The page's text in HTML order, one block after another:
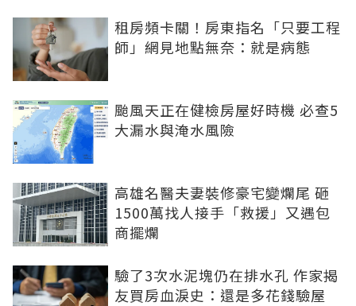
租房頻卡關！房東指名「只要工程
師」網見地點無奈：就是病態
颱風天正在健檢房屋好時機 必查5
大漏水與淹水風險
高雄名醫夫妻裝修豪宅變爛尾 砸
1500萬找人接手「救援」又遇包
商擺爛
驗了3次水泥塊仍在排水孔 作家揭
友買房血淚史：還是多花錢驗屋